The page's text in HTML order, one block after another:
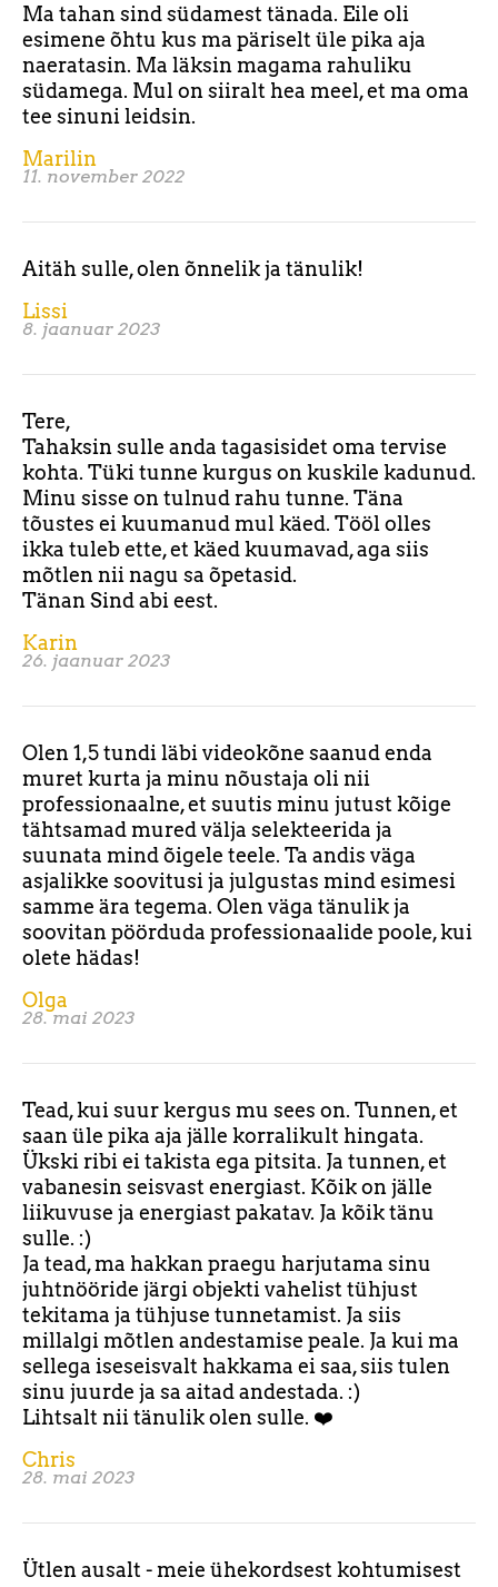
Ma tahan sind südamest tänada. Eile oli
esimene õhtu kus ma päriselt üle pika aja
naeratasin. Ma läksin magama rahuliku
südamega. Mul on siiralt hea meel, et ma oma
tee sinuni leidsin.
Marilin
11. november 2022
Aitäh sulle, olen õnnelik ja tänulik!
Lissi
8. jaanuar 2023
Tere,
Tahaksin sulle anda tagasisidet oma tervise
kohta. Tüki tunne kurgus on kuskile kadunud.
Minu sisse on tulnud rahu tunne. Täna
tõustes ei kuumanud mul käed. Tööl olles
ikka tuleb ette, et käed kuumavad, aga siis
mõtlen nii nagu sa õpetasid.
Tänan Sind abi eest.
Karin
26. jaanuar 2023
Olen 1,5 tundi läbi videokõne saanud enda
muret kurta ja minu nõustaja oli nii
professionaalne, et suutis minu jutust kõige
tähtsamad mured välja selekteerida ja
suunata mind õigele teele. Ta andis väga
asjalikke soovitusi ja julgustas mind esimesi
samme ära tegema. Olen väga tänulik ja
soovitan pöörduda professionaalide poole, kui
olete hädas!
Olga
28. mai 2023
Tead, kui suur kergus mu sees on. Tunnen, et
saan üle pika aja jälle korralikult hingata.
Ükski ribi ei takista ega pitsita. Ja tunnen, et
vabanesin seisvast energiast. Kõik on jälle
liikuvuse ja energiast pakatav. Ja kõik tänu
sulle. :)
Ja tead, ma hakkan praegu harjutama sinu
juhtnööride järgi objekti vahelist tühjust
tekitama ja tühjuse tunnetamist. Ja siis
millalgi mõtlen andestamise peale. Ja kui ma
sellega iseseisvalt hakkama ei saa, siis tulen
sinu juurde ja sa aitad andestada. :)
Lihtsalt nii tänulik olen sulle. ❤️
Chris
28. mai 2023
Ütlen ausalt - meie ühekordsest kohtumisest